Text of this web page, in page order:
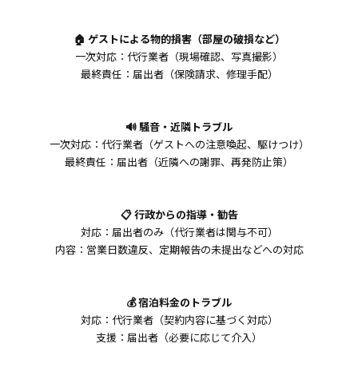
🏠 ゲストによる物的損害（部屋の破損など）
一次対応：代行業者（現場確認、写真撮影）
最終責任：届出者（保険請求、修理手配）
🔊 騒音・近隣トラブル
一次対応：代行業者（ゲストへの注意喚起、駆けつけ）
最終責任：届出者（近隣への謝罪、再発防止策）
📋 行政からの指導・勧告
対応：届出者のみ（代行業者は関与不可）
内容：営業日数違反、定期報告の未提出などへの対応
💰 宿泊料金のトラブル
対応：代行業者（契約内容に基づく対応）
支援：届出者（必要に応じて介入）